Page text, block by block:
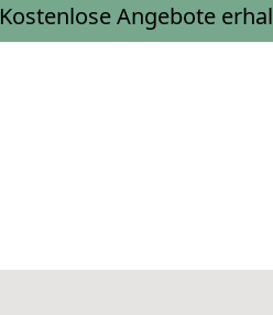
Kostenlose Angebote